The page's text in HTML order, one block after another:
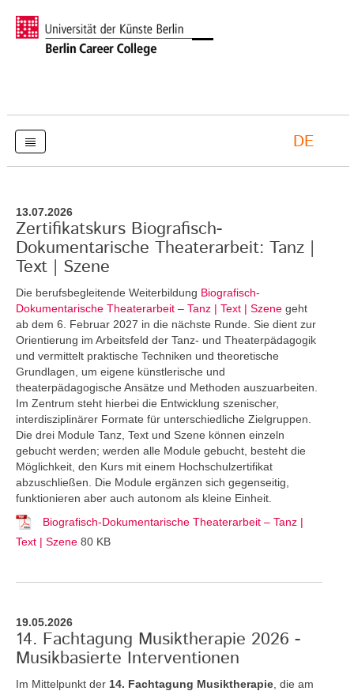
DE
13.07.2026
Zertifikatskurs Biografisch-
Dokumentarische Theaterarbeit: Tanz |
Text | Szene
Die berufsbegleitende Weiterbildung Biografisch-
Dokumentarische Theaterarbeit – Tanz | Text | Szene geht
ab dem 6. Februar 2027 in die nächste Runde. Sie dient zur
Orientierung im Arbeitsfeld der Tanz- und Theaterpädagogik
und vermittelt praktische Techniken und theoretische
Grundlagen, um eigene künstlerische und
theaterpädagogische Ansätze und Methoden auszuarbeiten.
Im Zentrum steht hierbei die Entwicklung szenischer,
interdisziplinärer Formate für unterschiedliche Zielgruppen.
Die drei Module Tanz, Text und Szene können einzeln
gebucht werden; werden alle Module gebucht, besteht die
Möglichkeit, den Kurs mit einem Hochschulzertifikat
abzuschließen. Die Module ergänzen sich gegenseitig,
funktionieren aber auch autonom als kleine Einheit.
Biografisch-Dokumentarische Theaterarbeit – Tanz |
Text | Szene 80 KB
19.05.2026
14. Fachtagung Musiktherapie 2026 -
Musikbasierte Interventionen
Im Mittelpunkt der 14. Fachtagung Musiktherapie , die am